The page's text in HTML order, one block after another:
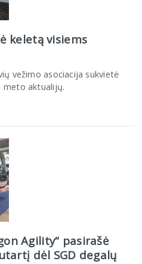
keletą visiems
vežimo asociacija sukvietė
meto aktualijų.
Agility“ pasirašė
dėl SGD degalų